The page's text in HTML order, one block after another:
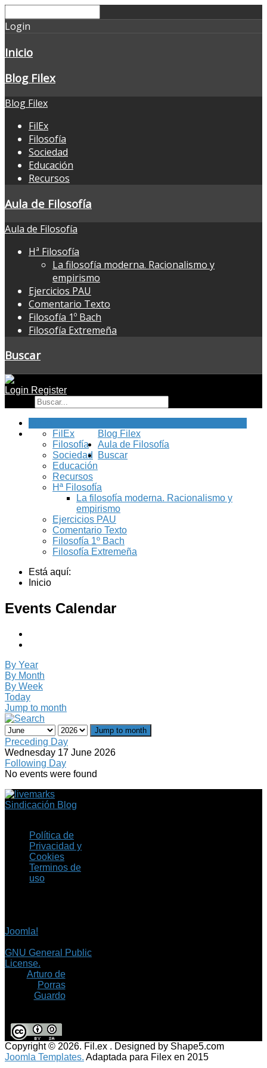
Login
Inicio
Blog Filex
Blog Filex
FilEx
Filosofía
Sociedad
Educación
Recursos
Aula de Filosofía
Aula de Filosofía
Hª Filosofía
La filosofía moderna. Racionalismo y
empirismo
Ejercicios PAU
Comentario Texto
Filosofía 1º Bach
Filosofía Extremeña
Buscar
Login Register
Blog Filex
FilEx
Filosofía
Sociedad
Educación
Recursos
Aula de Filosofía
Hª Filosofía
La filosofía moderna. Racionalismo y
empirismo
Ejercicios PAU
Comentario Texto
Filosofía 1º Bach
Filosofía Extremeña
Buscar
Está aquí:
Inicio
Events Calendar
By Year
By Month
By Week
Today
Jump to month
Jump to month
Preceding Day
Wednesday 17 June 2026
Following Day
No events were found
Sindicación Blog
Política de
Privacidad y
Cookies
Terminos de
uso
Joomla!
GNU General Public
License.
Arturo de
Porras
Guardo
Copyright © 2026. Fil.ex . Designed by Shape5.com
Joomla Templates. Adaptada para Filex en 2015